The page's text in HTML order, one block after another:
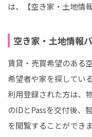
は、【空き家・土地情
空き家・土地情報
賃貸・売買希望のある
希望者や家を探してい
利用登録された方は、
のIDとPassを交付後、
を閲覧することができ